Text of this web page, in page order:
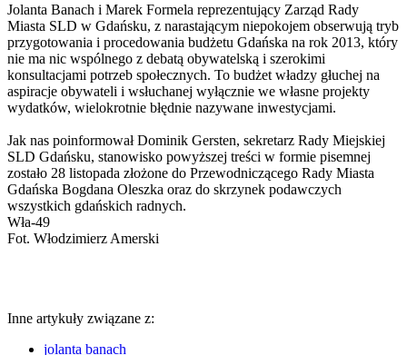
Jolanta Banach i Marek Formela reprezentujący Zarząd Rady
Miasta SLD w Gdańsku, z narastającym niepokojem obserwują tryb
przygotowania i procedowania budżetu Gdańska na rok 2013, który
nie ma nic wspólnego z debatą obywatelską i szerokimi
konsultacjami potrzeb społecznych. To budżet władzy głuchej na
aspiracje obywateli i wsłuchanej wyłącznie we własne projekty
wydatków, wielokrotnie błędnie nazywane inwestycjami.
Jak nas poinformował Dominik Gersten, sekretarz Rady Miejskiej
SLD Gdańsku, stanowisko powyższej treści w formie pisemnej
zostało 28 listopada złożone do Przewodniczącego Rady Miasta
Gdańska Bogdana Oleszka oraz do skrzynek podawczych
wszystkich gdańskich radnych.
Wła-49
Fot. Włodzimierz Amerski
Inne artykuły związane z:
jolanta banach